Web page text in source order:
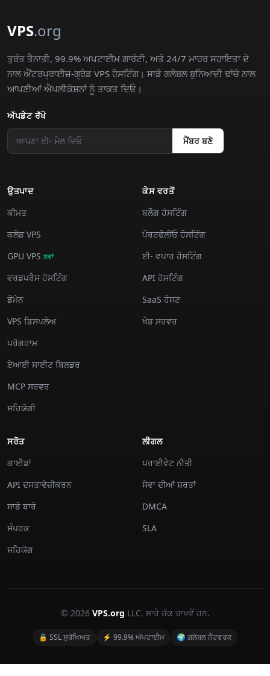
VPS.org
ਤੁਰੰਤ ਤੈਨਾਤੀ, 99.9% ਅਪਟਾਈਮ ਗਾਰੰਟੀ, ਅਤੇ 24/7 ਮਾਹਰ ਸਹਾਇਤਾ ਦੇ
ਨਾਲ ਐਂਟਰਪ੍ਰਾਈਜ਼-ਗ੍ਰੇਡ VPS ਹੋਸਟਿੰਗ। ਸਾਡੇ ਗਲੋਬਲ ਬੁਨਿਆਦੀ ਢਾਂਚੇ ਨਾਲ
ਆਪਣੀਆਂ ਐਪਲੀਕੇਸ਼ਨਾਂ ਨੂੰ ਤਾਕਤ ਦਿਓ।
ਅੱਪਡੇਟ ਰੱਖੋ
ਮੈਂਬਰ ਬਣੋ
ਉਤਪਾਦ
ਕੀਮਤ
ਕਲੌਡ VPS
GPU VPS ਨਵਾਂ
ਵਰਡਪਰੈਸ ਹੋਸਟਿੰਗ
ਡੋਮੇਨ
VPS ਡਿਸਪਲੇਅ
ਪਰੋਗਰਾਮ
ਏਆਈ ਸਾਈਟ ਬਿਲਡਰ
MCP ਸਰਵਰ
ਸਹਿਯੋਗੀ
ਕੇਸ ਵਰਤੋਂ
ਬਲੌਗ ਹੋਸਟਿੰਗ
ਪੋਰਟਫੋਲੀਓ ਹੋਸਟਿੰਗ
ਈ- ਵਪਾਰ ਹੋਸਟਿੰਗ
API ਹੋਸਟਿੰਗ
SaaS ਹੋਸਟ
ਖੇਡ ਸਰਵਰ
ਸਰੋਤ
ਗਾਈਡਾਂ
API ਦਸਤਾਵੇਜ਼ੀਕਰਨ
ਸਾਡੇ ਬਾਰੇ
ਸੰਪਰਕ
ਸਹਿਯੋਗ
ਲੀਗਲ
ਪਰਾਈਵੇਟ ਨੀਤੀ
ਸੇਵਾ ਦੀਆਂ ਸ਼ਰਤਾਂ
DMCA
SLA
© 2026 VPS.org LLC. ਸਾਰੇ ਹੱਕ ਰਾਖਵੇਂ ਹਨ.
🔒 SSL ਸੁਰੱਖਿਅਤ ⚡ 99.9% ਅੱਪਟਾਈਮ 🌍 ਗਲੋਬਲ ਨੈੱਟਵਰਕ